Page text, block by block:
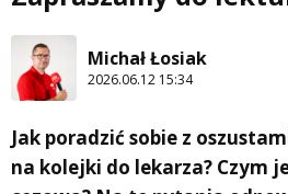
Michał Łosiak
2026.06.12 15:34
Jak poradzić sobie z
na kolejki do lekarza? Czym